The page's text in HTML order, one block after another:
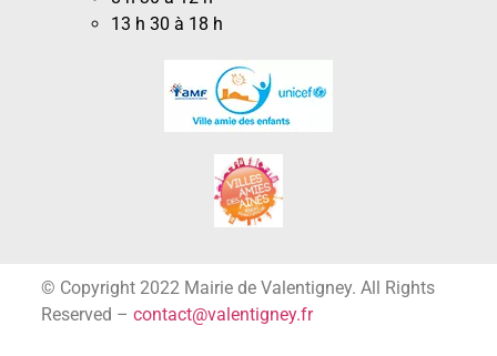
13 h 30 à 18 h
© Copyright 2022 Mairie de Valentigney. All Rights
Reserved – contact@valentigney.fr